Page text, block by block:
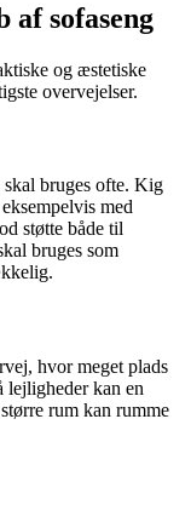
af sofaseng
og æstetiske
overvejelser.
bruges ofte. Kig
med
støtte både til
bruges som
hvor meget plads
lejligheder kan en
rum kan rumme